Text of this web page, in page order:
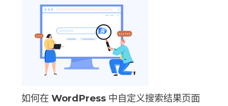
如何在 WordPress 中自定义搜索结果页面